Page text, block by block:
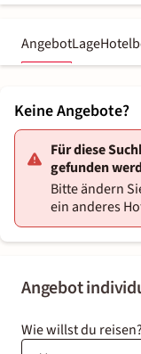
AngebotLage
Angebot
Wie willst du reisen?
Keine Angebote?
Für diese
gefunden
Bitte ändern
ein anderes